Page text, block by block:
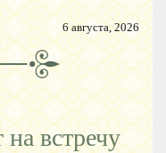
6 августа, 2026
встречу